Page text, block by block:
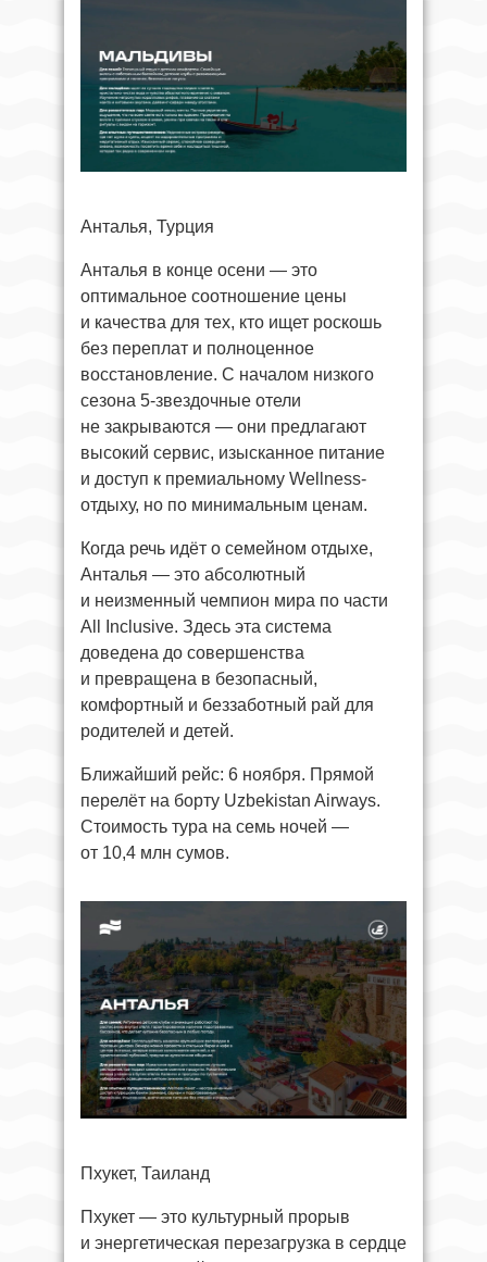
Анталья, Турция
Анталья в конце осени — это
оптимальное соотношение цены
и качества для тех, кто ищет роскошь
без переплат и полноценное
восстановление. С началом низкого
сезона 5-звездочные отели
не закрываются — они предлагают
высокий сервис, изысканное питание
и доступ к премиальному Wellness-
отдыху, но по минимальным ценам.
Когда речь идёт о семейном отдыхе,
Анталья — это абсолютный
и неизменный чемпион мира по части
All Inclusive. Здесь эта система
доведена до совершенства
и превращена в безопасный,
комфортный и беззаботный рай для
родителей и детей.
Ближайший рейс: 6 ноября. Прямой
перелёт на борту Uzbekistan Airways.
Стоимость тура на семь ночей —
от 10,4 млн сумов.
Пхукет, Таиланд
Пхукет — это культурный прорыв
и энергетическая перезагрузка в сердце